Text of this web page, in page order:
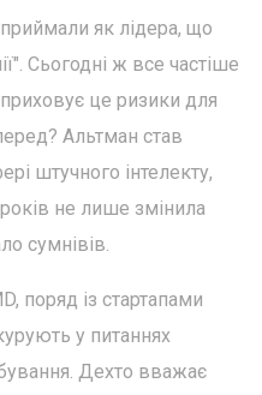
як лідера, що
Сьогодні ж все частіше
це ризики для
Альтман став
штучного інтелекту,
не лише змінила
сумнівів.
поряд із стартапами
у питаннях
Дехто вважає